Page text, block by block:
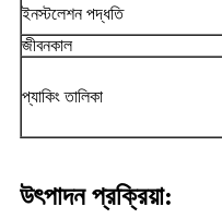
ইনস্টলেশন পদ্ধতি
জীবনকাল
প্যাকিং তালিকা
উৎপাদন প্রক্রিয়া: